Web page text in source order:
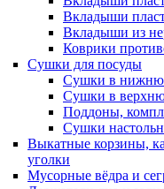
Вкладыши
Вкладыши из
Коврики
Сушки для посуды
Сушки в
Сушки в
Поддоны,
Сушки
Выкатные корзины,
уголки
Мусорные вёдра и